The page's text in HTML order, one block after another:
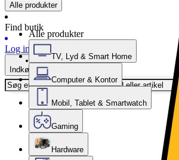
Alle produkter
Find butik
Log ind
Indkøbskurv
Alle produkter
TV, Lyd & Smart Home
Computer & Kontor
Mobil, Tablet & Smartwatch
Gaming
Hardware